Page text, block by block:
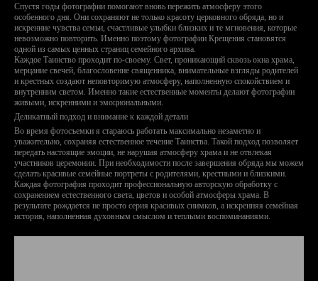
Спустя годы фотографии помогают вновь пережить атмосферу этого
особенного дня. Они сохраняют не только красоту церковного обряда, но и
искренние чувства семьи, счастливые улыбки близких и те мгновения, которые
невозможно повторить. Именно поэтому фотографии Крещения становятся
одной из самых ценных страниц семейного архива.
Каждое Таинство проходит по-своему. Свет, проникающий сквозь окна храма,
мерцание свечей, благословение священника, внимательные взгляды родителей
и крестных создают неповторимую атмосферу, наполненную спокойствием и
внутренним светом. Именно такие естественные моменты делают фотографии
живыми, искренними и эмоциональными.
Деликатный подход и внимание к каждой детали
Во время фотосъемки я стараюсь работать максимально незаметно и
уважительно, сохраняя естественное течение Таинства. Такой подход позволяет
передать настоящие эмоции, не нарушая атмосферу храма и не отвлекая
участников церемонии. При необходимости после завершения обряда мы можем
сделать красивые семейные портреты с родителями, крестными и близкими.
Каждая фотография проходит профессиональную авторскую обработку с
сохранением естественного света, цветов и особой атмосферы храма. В
результате рождается не просто серия красивых снимков, а искренняя семейная
история, наполненная духовным смыслом и теплыми воспоминаниями.